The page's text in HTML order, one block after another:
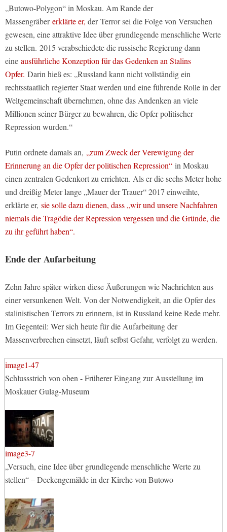
„Butowo-Polygon“ in Moskau. Am Rande der
Massengräbererklärte er, der Terror sei die Folge von Versuchen
gewesen, eine attraktive Idee über grundlegende menschliche Werte
zu stellen. 2015 verabschiedete die russische Regierung dann
eine ausführliche Konzeption für das Gedenken an Stalins
Opfer. Darin hieß es: „Russland kann nicht vollständig ein
rechtsstaatlich regierter Staat werden und eine führende Rolle in der
Weltgemeinschaft übernehmen, ohne das Andenken an viele
Millionen seiner Bürger zu bewahren, die Opfer politischer
Repression wurden.“
Putin ordnete damals an, „zum Zweck der Verewigung der
Erinnerung an die Opfer der politischen Repression“ in Moskau
einen zentralen Gedenkort zu errichten. Als er die sechs Meter hohe
und dreißig Meter lange „Mauer der Trauer“ 2017 einweihte,
erklärte er, sie solle dazu dienen, dass „wir und unsere Nachfahren
niemals die Tragödie der Repression vergessen und die Gründe, die
zu ihr geführt haben“.
Ende der Aufarbeitung
Zehn Jahre später wirken diese Äußerungen wie Nachrichten aus
einer versunkenen Welt. Von der Notwendigkeit, an die Opfer des
stalinistischen Terrors zu erinnern, ist in Russland keine Rede mehr.
Im Gegenteil: Wer sich heute für die Aufarbeitung der
Massenverbrechen einsetzt, läuft selbst Gefahr, verfolgt zu werden.
image1-47
Schlussstrich von oben - Früherer Eingang zur Ausstellung im
Moskauer Gulag-Museum
image3-7
„Versuch, eine Idee über grundlegende menschliche Werte zu
stellen“ – Deckengemälde in der Kirche von Butowo